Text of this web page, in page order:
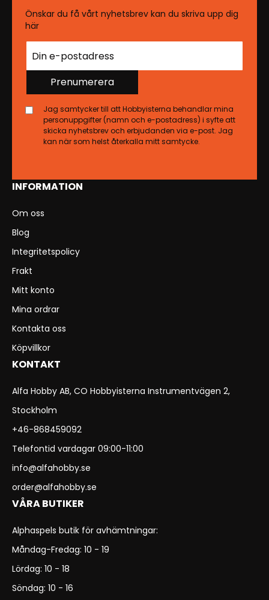
INFORMATION
Om oss
Blog
Integritetspolicy
Frakt
Mitt konto
Mina ordrar
Kontakta oss
Köpvillkor
KONTAKT
Alfa Hobby AB, CO Hobbyisterna Instrumentvägen 2,
Stockholm
+46-868459092
Telefontid vardagar 09:00-11:00
info@alfahobby.se
order@alfahobby.se
VÅRA BUTIKER
Alphaspels butik för avhämtningar:
Måndag-Fredag: 10 - 19
Lördag: 10 - 18
Söndag: 10 - 16
Önskar du få vårt nyhetsbrev kan du skriva upp dig
här
Prenumerera
Jag samtycker till att Hobbyisterna behandlar mina
personuppgifter (namn och e-postadress) i syfte att
skicka nyhetsbrev och erbjudanden via e-post. Jag
kan när som helst återkalla mitt samtycke.